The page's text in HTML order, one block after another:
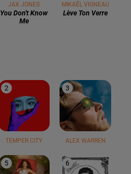
JAX JONES
You Don't Know
Me
MIKAËL VIGNEAU
Lève Ton Verre
2
TEMPER CITY
3
ALEX WARREN
5 6